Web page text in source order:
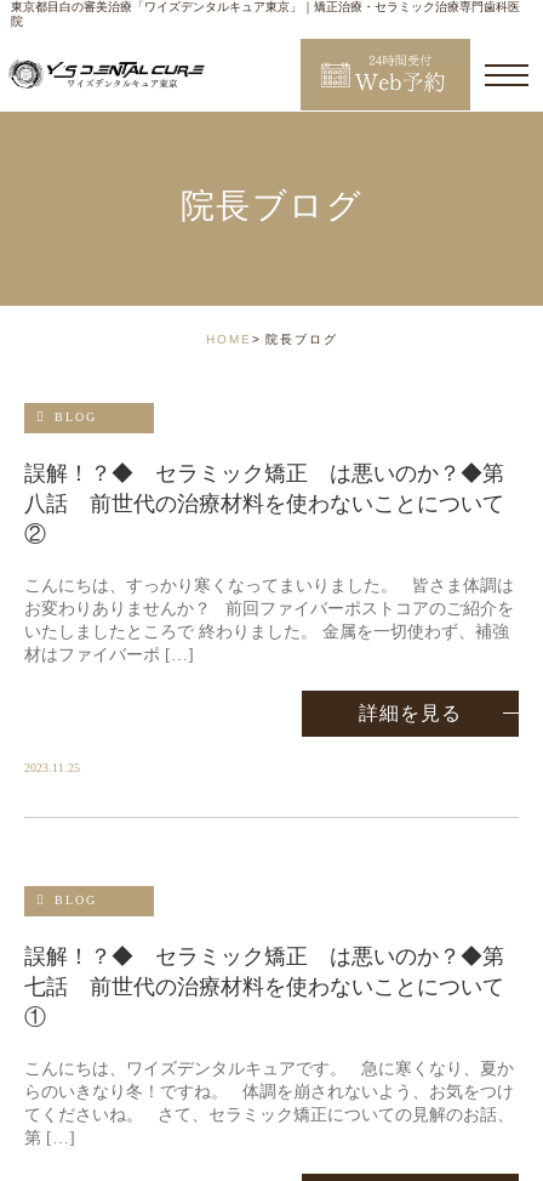
東京都目白の審美治療「ワイズデンタルキュア東京」｜矯正治療・セラミック治療専門歯科医
院
院長ブログ
HOME 院長ブログ
BLOG
誤解！？◆ セラミック矯正 は悪いのか？◆第
八話 前世代の治療材料を使わないことについて
②
こんにちは、すっかり寒くなってまいりました。 皆さま体調は
お変わりありませんか？ 前回ファイバーポストコアのご紹介を
いたしましたところで 終わりました。 金属を一切使わず、補強
材はファイバーポ […]
詳細を見る
2023.11.25
BLOG
誤解！？◆ セラミック矯正 は悪いのか？◆第
七話 前世代の治療材料を使わないことについて
①
こんにちは、ワイズデンタルキュアです。 急に寒くなり、夏か
らのいきなり冬！ですね。 体調を崩されないよう、お気をつけ
てくださいね。 さて、セラミック矯正についての見解のお話、
第 […]